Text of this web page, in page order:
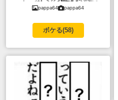
pappa64 pappa64
ボケる(58)